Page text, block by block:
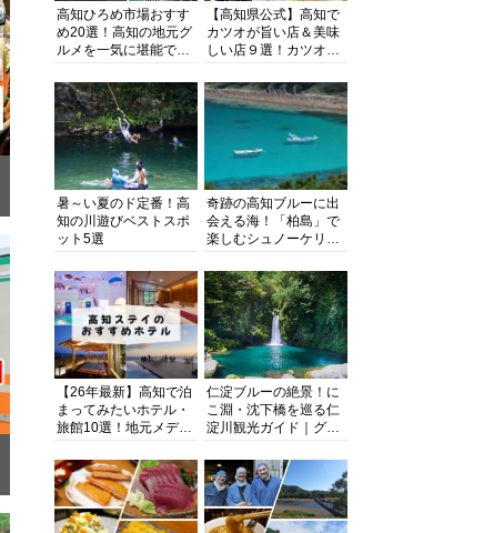
高知ひろめ市場おすす
め20選！高知の地元グ
ルメを一気に堪能でき
底解剖
【高知県公式】高知で
カツオが旨い店＆美味
しい店９選！カツオの
紹介
暑～い夏のド定番！高
知の川遊びベストスポ
ット5選
奇跡の高知ブルーに出
会える海！「柏島」で
楽しむシュノーケリン
浴にキャンプまで透明
度抜群の海の楽園を徹
底紹介
【26年最新】高知で泊
まってみたいホテル・
旅館10選！地元メディ
厳選
仁淀ブルーの絶景！に
こ淵・沈下橋を巡る仁
淀川観光ガイド｜グル
まで完全網羅！